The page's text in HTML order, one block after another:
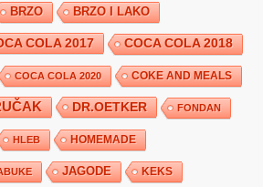
BRZO BRZO I LAKO
COLA 2017 COCA COLA 2018
COCA COLA 2020 COKE AND MEALS
DR.OETKER FONDAN
HLEB HOMEMADE
JAGODE KEKS